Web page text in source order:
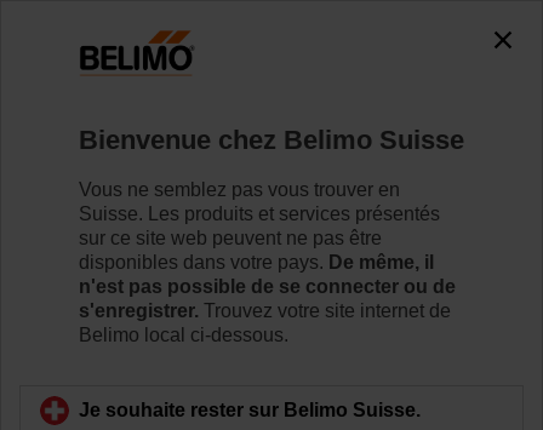
22HH-100X
Pour en savoir plus
Bienvenue chez Belimo Suisse
Vous ne semblez pas vous trouver en
Suisse. Les produits et services présentés
sur ce site web peuvent ne pas être
disponibles dans votre pays. De même, il
n'est pas possible de se connecter ou de
s'enregistrer. Trouvez votre site internet de
Belimo local ci-dessous.
Je souhaite rester sur Belimo Suisse.